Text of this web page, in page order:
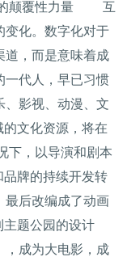
颠覆性力量 互
变化。数字化对于
道，而是意味着成
一代人，早已习惯
、影视、动漫、文
文化资源，将在
，以导演和剧本
品牌的持续开发转
最后改编成了动画
主题公园的设计
，成为大电影，成